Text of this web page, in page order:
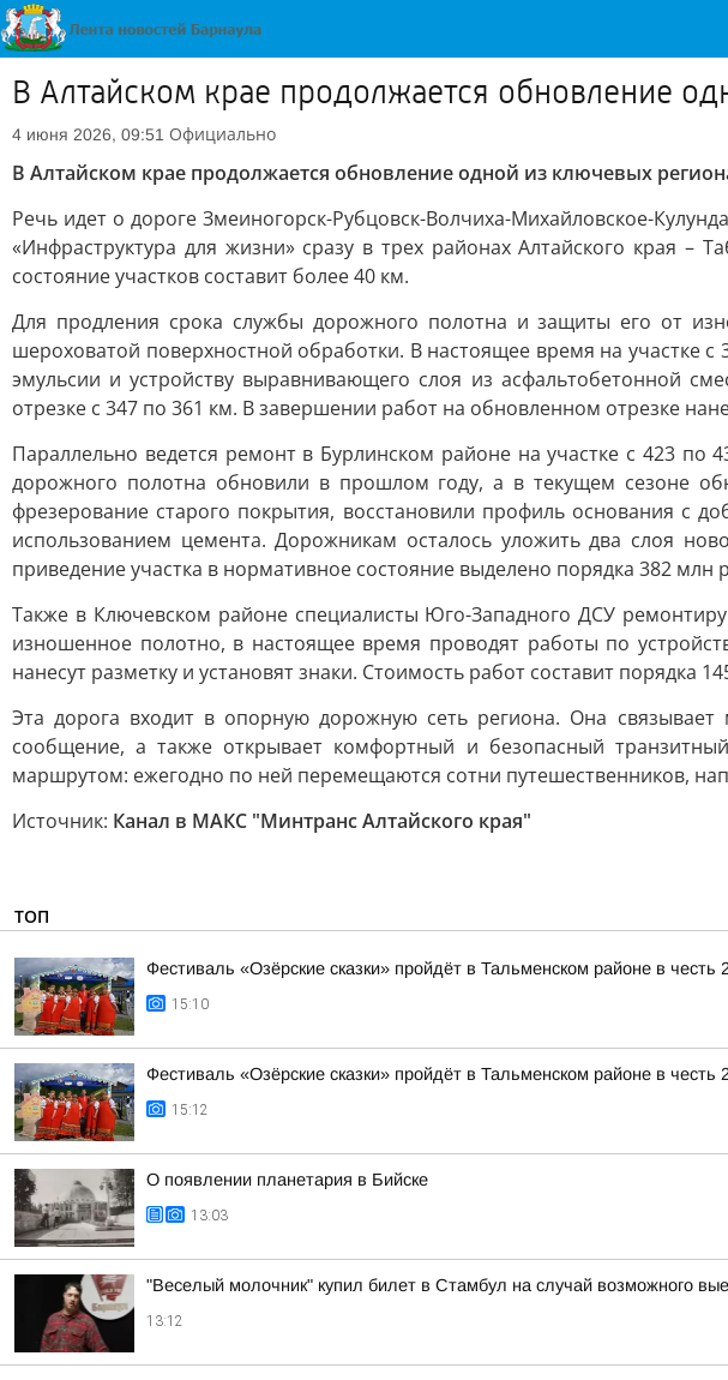
В Алтайском крае продолжается обновление
4 июня 2026, 09:51 Официально
В Алтайском крае продолжается обновление одной из ключевых
Речь идет о дороге Змеиногорск-Рубцовск-Волчиха-Михайловское-
«Инфраструктура для жизни» сразу в трех районах Алтайского края
состояние участков составит более 40 км.
Для продления срока службы дорожного полотна и защиты его от
шероховатой поверхностной обработки. В настоящее время на участке
эмульсии и устройству выравнивающего слоя из асфальтобетонной
отрезке с 347 по 361 км. В завершении работ на обновленном отрезке
Параллельно ведется ремонт в Бурлинском районе на участке с 423
дорожного полотна обновили в прошлом году, а в текущем сезоне
фрезерование старого покрытия, восстановили профиль основания с
использованием цемента. Дорожникам осталось уложить два слоя
приведение участка в нормативное состояние выделено порядка 382 млн
Также в Ключевском районе специалисты Юго-Западного ДСУ
изношенное полотно, в настоящее время проводят работы по
нанесут разметку и установят знаки. Стоимость работ составит порядка
Эта дорога входит в опорную дорожную сеть региона. Она
сообщение, а также открывает комфортный и безопасный
маршрутом: ежегодно по ней перемещаются сотни путешественников,
Источник: Канал в МАКС "Минтранс Алтайского края"
ТОП
Фестиваль «Озёрские сказки» пройдёт в Тальменском районе в честь
15:10
Фестиваль «Озёрские сказки» пройдёт в Тальменском районе в честь
15:12
О появлении планетария в Бийске
13:03
"Веселый молочник" купил билет в Стамбул на случай возможного
13:12